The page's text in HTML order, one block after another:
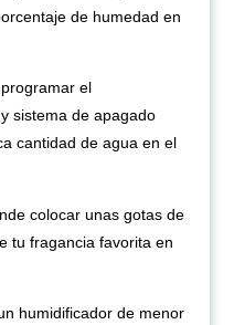
de humedad en
el
sistema de apagado
cantidad de agua en el
colocar unas gotas de
tu fragancia favorita en
humidificador de menor